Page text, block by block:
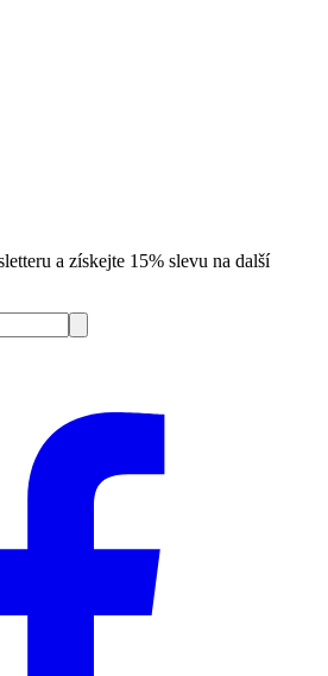
a získejte 15% slevu na další